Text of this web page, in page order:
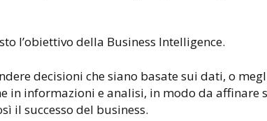
l’obiettivo della Business Intelligence.
decisioni che siano basate sui dati, o
in informazioni e analisi, in modo da affinare
il successo del business.